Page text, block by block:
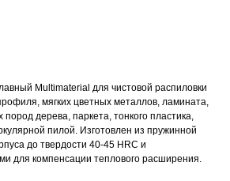
Multimaterial для чистовой распиловки
мягких цветных металлов, ламината,
дерева, паркета, тонкого пластика,
пилой. Изготовлен из пружинной
до твердости 40-45 HRC и
для компенсации теплового расширения.
7 к.1
Пн - Пт до 19:00
Сб до 17:00
Вс до 16:00